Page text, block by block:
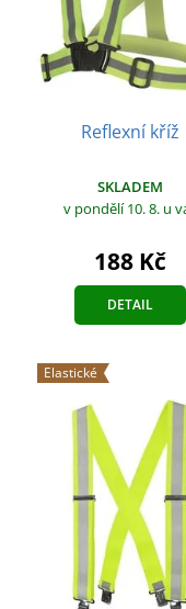
Reflexní kříž
SKLADEM
v pondělí 10. 8. u
188 Kč
DETAIL
Elastické